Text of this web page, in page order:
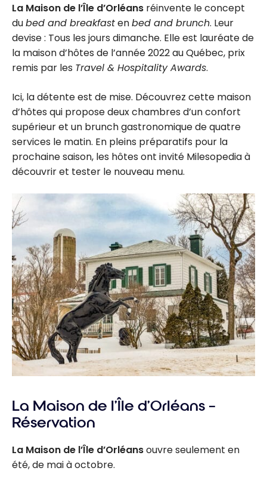
La Maison de l’Île d’Orléans réinvente le concept
dubed and breakfastenbed and brunch. Leur
devise : Tous les jours dimanche. Elle est lauréate de
la maison d’hôtes de l’année 2022 au Québec, prix
remis par les Travel & Hospitality Awards.
Ici, la détente est de mise. Découvrez cette maison
d’hôtes qui propose deux chambres d’un confort
supérieur et un brunch gastronomique de quatre
services le matin. En pleins préparatifs pour la
prochaine saison, les hôtes ont invité Milesopedia à
découvrir et tester le nouveau menu.
La Maison de l’Île d’Orléans –
Réservation
La Maison de l’Île d’Orléansouvre seulement en
été, de mai à octobre.